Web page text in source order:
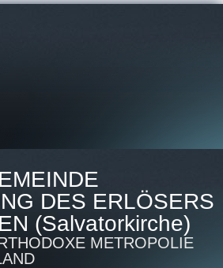
DES ERLÖSERS
(Salvatorkirche)
METROPOLIE